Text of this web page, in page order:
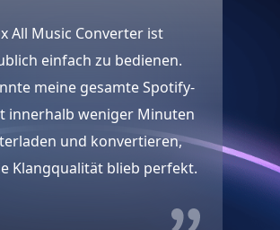
All Music Converter ist
einfach zu bedienen.
meine gesamte Spotify-
innerhalb weniger Minuten
und konvertieren,
Klangqualität blieb perfekt.